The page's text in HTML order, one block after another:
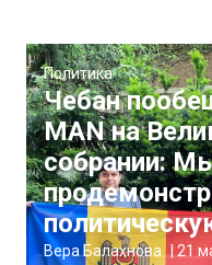
Политика
Чебан
MAN на
собрании:
Вера Балахнова 21